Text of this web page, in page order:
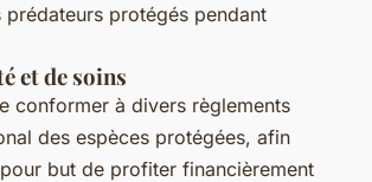
protégés pendant
et de soins
conformer à divers règlements
des espèces protégées, afin
but de profiter financièrement